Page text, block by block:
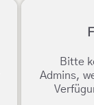
Bitte
Admins,